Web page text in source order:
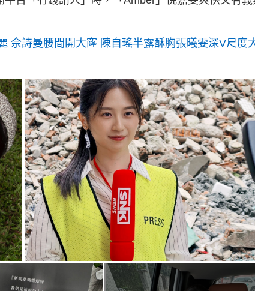
佘詩曼腰間開大窿 陳自瑤半露酥胸張曦雯深V尺度